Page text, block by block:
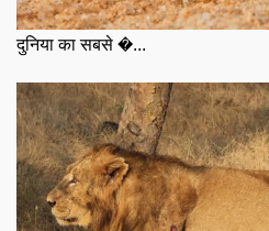
दुनिया का सबसे �...